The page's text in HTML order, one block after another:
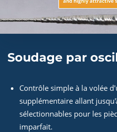
Soudage par
Contrôle simple à la volée
supplémentaire allant
sélectionnables pour les
imparfait.